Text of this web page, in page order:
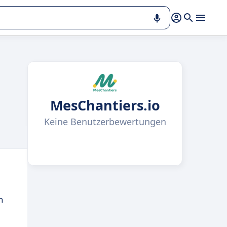
MesChantiers.io
Keine Benutzerbewertungen